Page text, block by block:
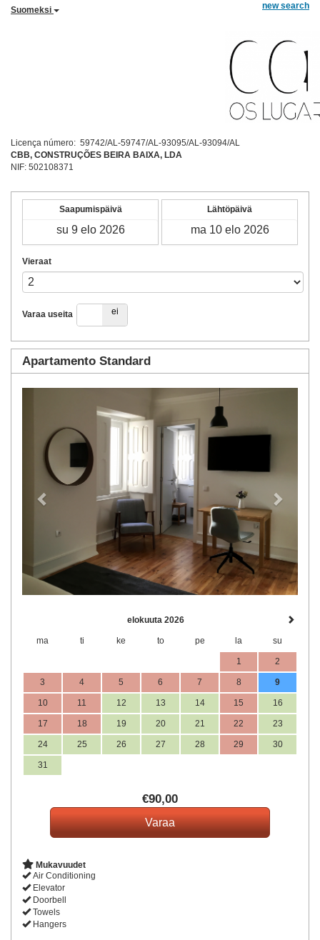
Suomeksi new search
Licença número: 59742/AL-59747/AL-93095/AL-93094/AL
CBB, CONSTRUÇÕES BEIRA BAIXA, LDA
NIF: 502108371
Saapumispäivä Lähtöpäivä
Vieraat
Varaa useita
kyllä ei
Apartamento Standard
elokuuta 2026
ma ti ke to pe la su
1 2
3 4 5 6 7 8 9
10 11 12 13 14 15 16
17 18 19 20 21 22 23
24 25 26 27 28 29 30
31
€90,00
Mukavuudet
Air Conditioning
Elevator
Doorbell
Towels
Hangers